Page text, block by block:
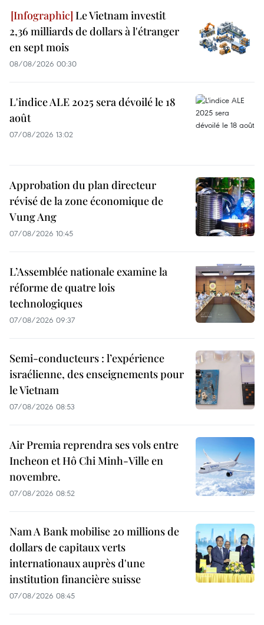
Le Vietnam investit
2,36 milliards de dollars à l'étranger
en sept mois
08/08/2026 00:30
L'indice ALE 2025 sera dévoilé le 18
août
07/08/2026 13:02
Approbation du plan directeur
révisé de la zone économique de
Vung Ang
07/08/2026 10:45
L’Assemblée nationale examine la
réforme de quatre lois
technologiques
07/08/2026 09:37
Semi-conducteurs : l’expérience
israélienne, des enseignements pour
le Vietnam
07/08/2026 08:53
Air Premia reprendra ses vols entre
Incheon et Hô Chi Minh-Ville en
novembre.
07/08/2026 08:52
Nam A Bank mobilise 20 millions de
dollars de capitaux verts
internationaux auprès d'une
institution financière suisse
07/08/2026 08:45